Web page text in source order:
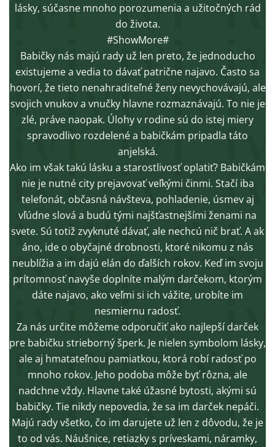
lásky, súčasne mnoho porozumenia a užitočných rád
do života.
#ShowMore#
Babičky nás majú rady už len preto, že jednoducho
existujeme a vedia to dávať patrične najavo. Často sa
hovorí, že tieto nenahraditeľné ženy nevychovávajú, ale
svojich vnukov a vnučky hlavne rozmaznávajú. To nie je
zlé, práve naopak. Úlohy v rodine sú do istej miery
spravodlivo rozdelené a babičkám pripadla táto
anjelská.
Ako im však takú lásku a starostlivosť oplatiť? Babičkám
nie je nutné city prejavovať veľkými činmi. Stačí iba
telefonát, občasná návšteva, pohladenie, úsmev aj
vľúdne slová a budú tými najšťastnejšími ženami na
svete. Sú totiž zvyknuté dávať, ale nechcú nič brať. A ak
áno, ide o obyčajné drobnosti, ktoré nikomu z nás
neublížia a im dajú elán do ďalších rokov. Keď im svoju
prítomnosť navyše doplníte malým darčekom, ktorým
dáte najavo, ako veľmi si ich vážite, urobíte im
nesmiernu radosť.
Za nás určite môžeme odporučiť ako najlepší darček
pre babičku strieborný šperk. Je nielen symbolom lásky,
ale aj hmatateľnou pamiatkou, ktorá robí radosť po
mnoho rokov. Jeho podoba môže byť rôzna, ale
nadchne vždy. Hlavne také úžasné bytosti, akými sú
babičky. Tie nikdy nepovedia, že sa im darček nepáči.
Majú rady všetko, čo im darujete už len z dôvodu, že je
to od vás. Náušnice, retiazky s príveskami, náramky,